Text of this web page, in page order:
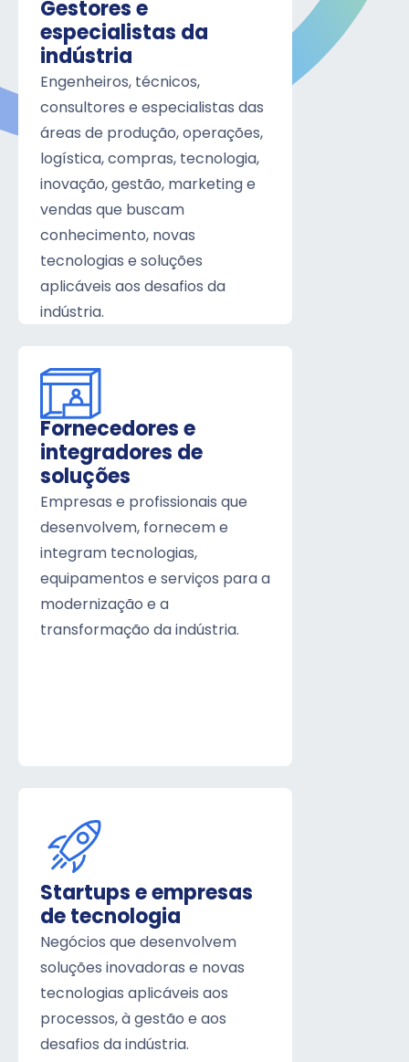
Gestores e
especialistas da
indústria
Engenheiros, técnicos,
consultores e especialistas das
áreas de produção, operações,
logística, compras, tecnologia,
inovação, gestão, marketing e
vendas que buscam
conhecimento, novas
tecnologias e soluções
aplicáveis aos desafios da
indústria.
Fornecedores e
integradores de
soluções
Empresas e profissionais que
desenvolvem, fornecem e
integram tecnologias,
equipamentos e serviços para a
modernização e a
transformação da indústria.
Startups e empresas
de tecnologia
Negócios que desenvolvem
soluções inovadoras e novas
tecnologias aplicáveis aos
processos, à gestão e aos
desafios da indústria.